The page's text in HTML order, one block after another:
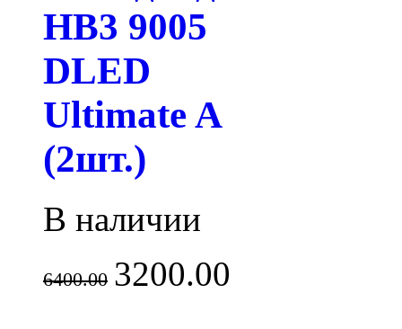
HB3 9005
DLED
Ultimate A
(2шт.)
В наличии
6400.00 3200.00